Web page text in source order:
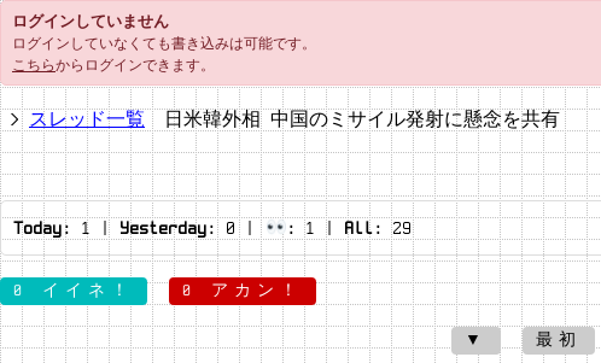
ログインしていません
ログインしていなくても書き込みは可能です。
こちらからログインできます。
スレッド一覧 日米韓外相 中国のミサイル発射に懸念を共有
Today: 1 | Yesterday:0 | : 1 | All: 29
0 イイネ！ 0 アカン！
▼ 最初